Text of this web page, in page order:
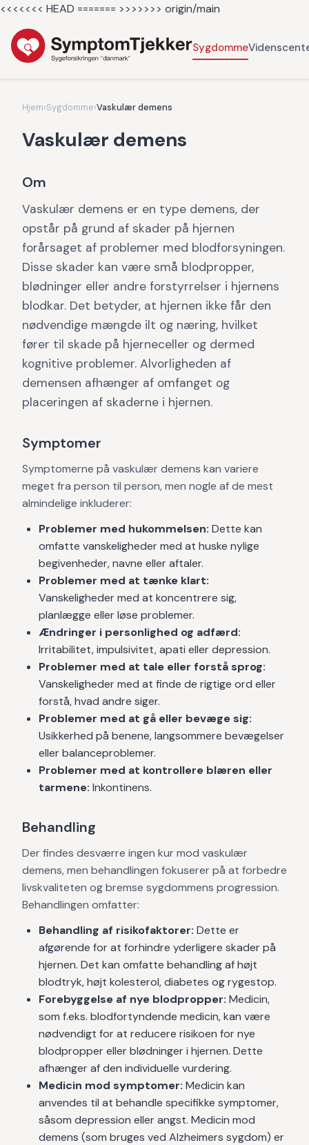
<<<<<<< HEAD ======= >>>>>>> origin/main
Sygdomme
Hjem›Sygdomme›Vaskulær demens
Vaskulær demens
Om
Vaskulær demens er en type demens, der
opstår på grund af skader på hjernen
forårsaget af problemer med blodforsyningen.
Disse skader kan være små blodpropper,
blødninger eller andre forstyrrelser i hjernens
blodkar. Det betyder, at hjernen ikke får den
nødvendige mængde ilt og næring, hvilket
fører til skade på hjerneceller og dermed
kognitive problemer. Alvorligheden af
demensen afhænger af omfanget og
placeringen af skaderne i hjernen.
Symptomer
Symptomerne på vaskulær demens kan variere
meget fra person til person, men nogle af de mest
almindelige inkluderer:
Problemer med hukommelsen: Dette kan
omfatte vanskeligheder med at huske nylige
begivenheder, navne eller aftaler.
Problemer med at tænke klart:
Vanskeligheder med at koncentrere sig,
planlægge eller løse problemer.
Ændringer i personlighed og adfærd:
Irritabilitet, impulsivitet, apati eller depression.
Problemer med at tale eller forstå sprog:
Vanskeligheder med at finde de rigtige ord eller
forstå, hvad andre siger.
Problemer med at gå eller bevæge sig:
Usikkerhed på benene, langsommere bevægelser
eller balanceproblemer.
Problemer med at kontrollere blæren eller
tarmene: Inkontinens.
Behandling
Der findes desværre ingen kur mod vaskulær
demens, men behandlingen fokuserer på at forbedre
livskvaliteten og bremse sygdommens progression.
Behandlingen omfatter:
Behandling af risikofaktorer: Dette er
afgørende for at forhindre yderligere skader på
hjernen. Det kan omfatte behandling af højt
blodtryk, højt kolesterol, diabetes og rygestop.
Forebyggelse af nye blodpropper: Medicin,
som f.eks. blodfortyndende medicin, kan være
nødvendigt for at reducere risikoen for nye
blodpropper eller blødninger i hjernen. Dette
afhænger af den individuelle vurdering.
Medicin mod symptomer: Medicin kan
anvendes til at behandle specifikke symptomer,
såsom depression eller angst. Medicin mod
demens (som bruges ved Alzheimers sygdom) er